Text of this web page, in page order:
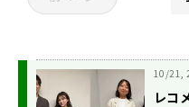
10/21,
レコ